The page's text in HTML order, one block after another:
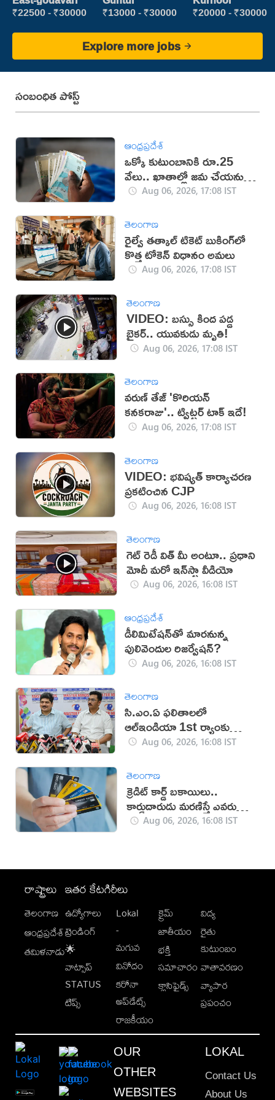
₹22500 - ₹30000 ₹13000 - ₹30000 Executive
₹20000 - ₹30000
Explore more jobs
సంబంధిత పోస్ట్
ఆంధ్రప్రదేశ్
ఒక్కో కుటుంబానికి రూ.25
వేలు.. ఖాతాల్లో జ‌మ చేయ‌నున్న
ప్ర‌భుత్వం..!
Aug 06, 2026, 17:08 IST
తెలంగాణ
రైల్వే తత్కాల్ టికెట్ బుకింగ్‌లో
కొత్త టోకెన్ విధానం అమలు
Aug 06, 2026, 17:08 IST
తెలంగాణ
VIDEO: బస్సు కింద పడ్డ
బైకర్.. యువకుడు మృతి!
Aug 06, 2026, 17:08 IST
తెలంగాణ
వరుణ్ తేజ్ 'కొరియన్
కనకరాజు'.. ట్విట్టర్ టాక్ ఇదే!
Aug 06, 2026, 17:08 IST
తెలంగాణ
VIDEO: భవిష్యత్ కార్యాచరణ
ప్రకటించిన CJP
Aug 06, 2026, 16:08 IST
తెలంగాణ
గెట్ రెడీ విత్ మీ అంటూ.. ప్రధాని
మోదీ మరో ఇన్‌స్టా వీడియో
Aug 06, 2026, 16:08 IST
ఆంధ్రప్రదేశ్
డీలిమిటేషన్‌తో మారనున్న
పులివెందుల రిజర్వేషన్?
Aug 06, 2026, 16:08 IST
తెలంగాణ
సి.ఎం.ఏ ఫలితాలలో
ఆల్ఇండియా 1st ర్యాంకు
సాధించిన మాస్టర్‌మైండ్స్
Aug 06, 2026, 16:08 IST
తెలంగాణ
క్రెడిట్ కార్డ్ బకాయిలు..
కార్డుదారుడు మరణిస్తే ఎవరు
చెల్లిస్తారు?
Aug 06, 2026, 16:08 IST
రాష్ట్రాలు
తెలంగాణ
ఆంధ్రప్రదేశ్
తమిళనాడు
ఇతర కేటగిరీలు
ఉద్యోగాలు
ట్రెండింగ్
🌟
వాట్సాప్
STATUS
టిప్స్
Lokal
-
మగువ
వినోదం
కరోనా
అప్‌డేట్స్
రాజకీయం
క్రైమ్
జాతీయం
భక్తి
సమాచారం
క్లాసిఫైడ్స్
విద్య
రైతు
కుటుంబం
వాతావరణం
వ్యాపార
ప్రపంచం
OUR
OTHER
WEBSITES
LOKAL
Contact Us
About Us